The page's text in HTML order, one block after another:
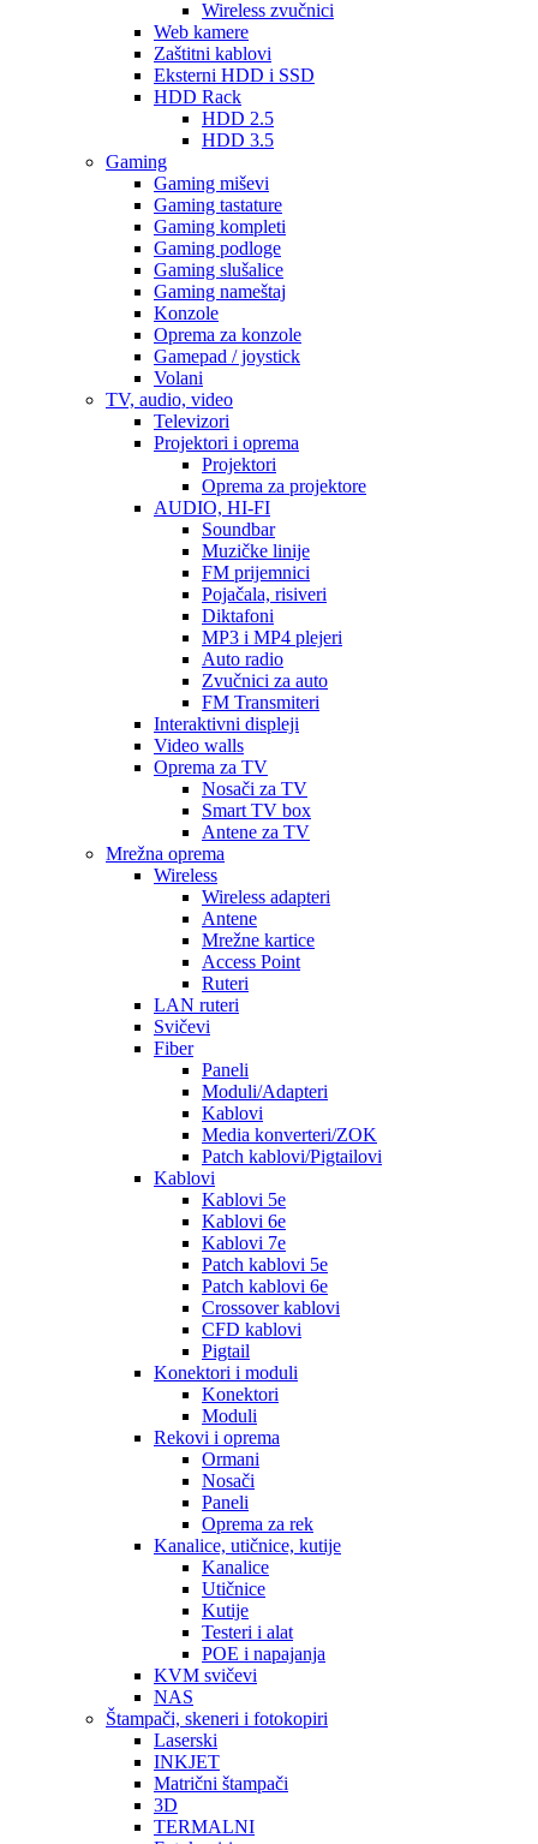
Wireless zvučnici
Web kamere
Zaštitni kablovi
Eksterni HDD i SSD
HDD Rack
HDD 2.5
HDD 3.5
Gaming
Gaming miševi
Gaming tastature
Gaming kompleti
Gaming podloge
Gaming slušalice
Gaming nameštaj
Konzole
Oprema za konzole
Gamepad / joystick
Volani
TV, audio, video
Televizori
Projektori i oprema
Projektori
Oprema za projektore
AUDIO, HI-FI
Soundbar
Muzičke linije
FM prijemnici
Pojačala, risiveri
Diktafoni
MP3 i MP4 plejeri
Auto radio
Zvučnici za auto
FM Transmiteri
Interaktivni displeji
Video walls
Oprema za TV
Nosači za TV
Smart TV box
Antene za TV
Mrežna oprema
Wireless
Wireless adapteri
Antene
Mrežne kartice
Access Point
Ruteri
LAN ruteri
Svičevi
Fiber
Paneli
Moduli/Adapteri
Kablovi
Media konverteri/ZOK
Patch kablovi/Pigtailovi
Kablovi
Kablovi 5e
Kablovi 6e
Kablovi 7e
Patch kablovi 5e
Patch kablovi 6e
Crossover kablovi
CFD kablovi
Pigtail
Konektori i moduli
Konektori
Moduli
Rekovi i oprema
Ormani
Nosači
Paneli
Oprema za rek
Kanalice, utičnice, kutije
Kanalice
Utičnice
Kutije
Testeri i alat
POE i napajanja
KVM svičevi
NAS
Štampači, skeneri i fotokopiri
Laserski
INKJET
Matrični štampači
3D
TERMALNI